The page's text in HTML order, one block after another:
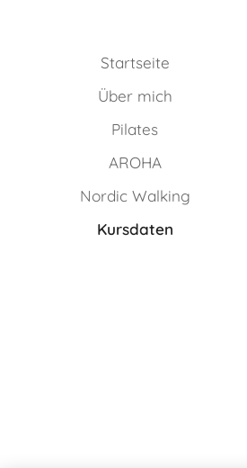
Startseite
Über mich
Pilates
AROHA
Nordic Walking
Kursdaten